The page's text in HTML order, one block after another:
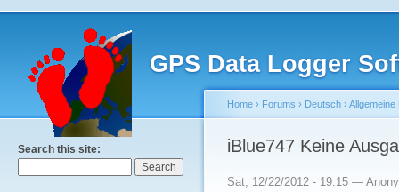
GPS Data Logger
Search this site:
Home › Forums › Deutsch ›
iBlue747 Keine
Sat, 12/22/2012 - 19:15 —